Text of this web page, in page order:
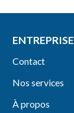
ENTREPRISE
Contact
Nos services
À propos